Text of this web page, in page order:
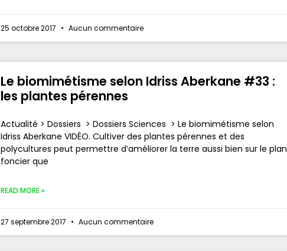
25 octobre 2017 Aucun commentaire
Le biomimétisme selon Idriss Aberkane #33 :
les plantes pérennes
Actualité > Dossiers > Dossiers Sciences > Le biomimétisme selon
Idriss Aberkane VIDÉO. Cultiver des plantes pérennes et des
polycultures peut permettre d’améliorer la terre aussi bien sur le plan
foncier que
READ MORE »
27 septembre 2017 Aucun commentaire